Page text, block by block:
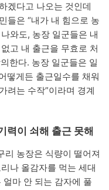
겠다고 나오는 것인데
들은 “내가 내 힘으로 농
와도, 농장 일군들은 내
고 내 출근을 무효로 처
한다. 농장 일군들은 일
떻게든 출근일수를 채워
려는 수작”이라며 경계
력이 쇠해 출근 못해
리 농장은 식량이 떨어져
나 올감자를 먹는 세대
마 안 되는 감자에 풀